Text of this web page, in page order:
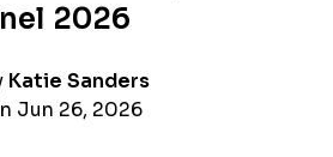
nel 2026
Katie Sanders
Jun 26, 2026